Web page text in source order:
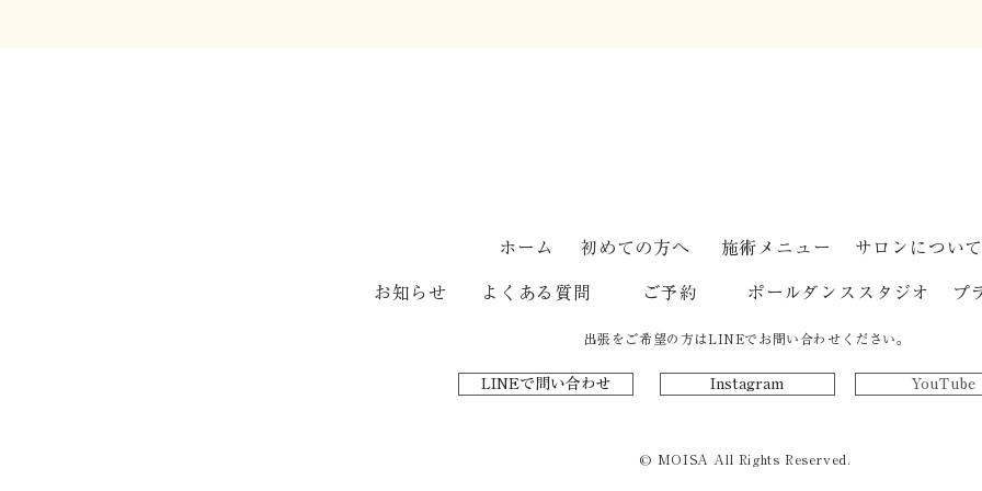
はりって痛くないですか？
ホーム 初めての方へ 施術メニュー サロンについて
お知らせ よくある質問 ご予約 ポールダンススタジオ プ
出張をご希望の方はLINEでお問い合わせください。
LINEで問い合わせ Instagram YouTube
© MOISA All Rights Reserved.